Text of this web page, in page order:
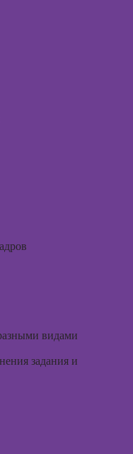
видами
задания и